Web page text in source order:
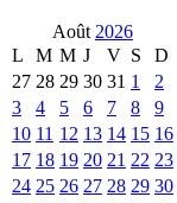
Août 2026
L
M M J V S
D
27 28 29 30 31 1
2
3
4 5 6 7 8
9
10 11 12 13 14 15 16
17 18 19 20 21 22 23
24 25 26 27 28 29 30